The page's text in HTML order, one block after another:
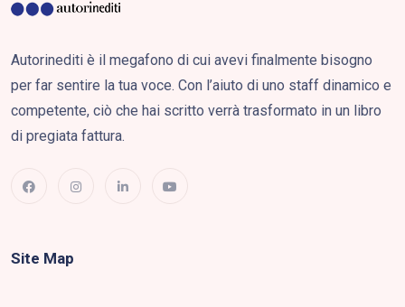
Autorinediti è il megafono di cui avevi finalmente bisogno
per far sentire la tua voce. Con l’aiuto di uno staff dinamico e
competente, ciò che hai scritto verrà trasformato in un libro
di pregiata fattura.
Site Map